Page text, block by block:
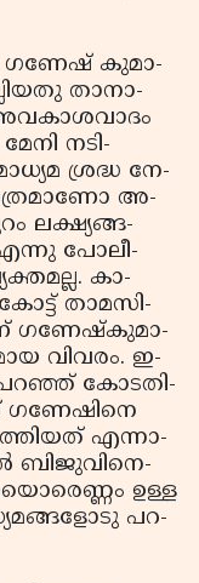
ഗ­ണേ­ഷ് കു­മാ­
താ­നാ­
ന­ടി­
ശ്ര­ദ്ധ നേ­
അ­
ല­ക്ഷ്യ­ങ്ങ­
പോ­ലീ­
കാ­
താ­മ­സി­
ഗ­ണേ­ഷ്­കു­മാ­
വി­വ­രം. ഇ­
കോ­ട­തി­
ഗ­ണേ­ഷി­നെ
എ­ന്നാ­
ബി­ജു­വി­നെ­
ഉ­ള്ള
പ­റ­